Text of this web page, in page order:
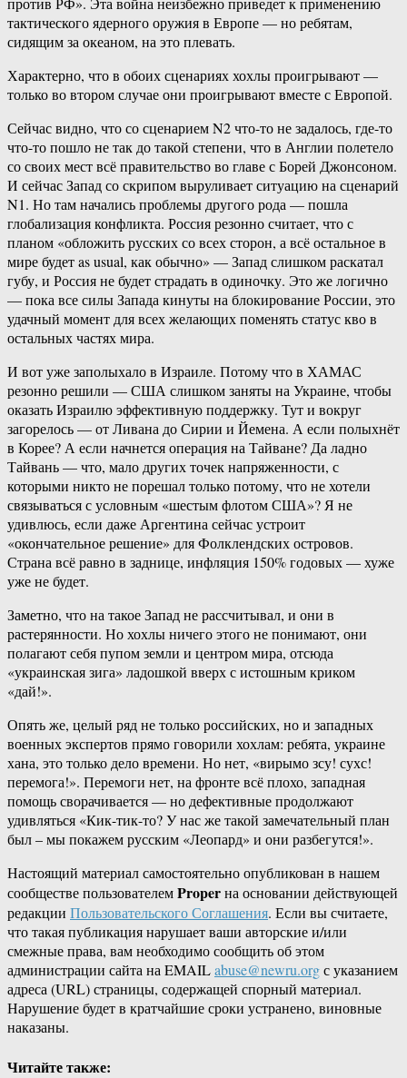
тактического ядерного оружия в Европе — но ребятам,
сидящим за океаном, на это плевать.
Характерно, что в обоих сценариях хохлы проигрывают —
только во втором случае они проигрывают вместе с Европой.
Сейчас видно, что со сценарием N2 что-то не задалось, где-то
что-то пошло не так до такой степени, что в Англии полетело
со своих мест всё правительство во главе с Борей Джонсоном.
И сейчас Запад со скрипом выруливает ситуацию на сценарий
N1. Но там начались проблемы другого рода — пошла
глобализация конфликта. Россия резонно считает, что с
планом «обложить русских со всех сторон, а всё остальное в
мире будет as usual, как обычно» — Запад слишком раскатал
губу, и Россия не будет страдать в одиночку. Это же логично
— пока все силы Запада кинуты на блокирование России, это
удачный момент для всех желающих поменять статус кво в
остальных частях мира.
И вот уже заполыхало в Израиле. Потому что в ХАМАС
резонно решили — США слишком заняты на Украине, чтобы
оказать Израилю эффективную поддержку. Тут и вокруг
загорелось — от Ливана до Сирии и Йемена. А если полыхнёт
в Корее? А если начнется операция на Тайване? Да ладно
Тайвань — что, мало других точек напряженности, с
которыми никто не порешал только потому, что не хотели
связываться с условным «шестым флотом США»? Я не
удивлюсь, если даже Аргентина сейчас устроит
«окончательное решение» для Фолклендских островов.
Страна всё равно в заднице, инфляция 150% годовых — хуже
уже не будет.
Заметно, что на такое Запад не рассчитывал, и они в
растерянности. Но хохлы ничего этого не понимают, они
полагают себя пупом земли и центром мира, отсюда
«украинская зига» ладошкой вверх с истошным криком
«дай!».
Опять же, целый ряд не только российских, но и западных
военных экспертов прямо говорили хохлам: ребята, украине
хана, это только дело времени. Но нет, «вирымо зсу! сухс!
перемога!». Перемоги нет, на фронте всё плохо, западная
помощь сворачивается — но дефективные продолжают
удивляться «Кик-тик-то? У нас же такой замечательный план
был – мы покажем русским «Леопард» и они разбегутся!».
Настоящий материал самостоятельно опубликован в нашем
сообществе пользователемProperна основании действующей
редакции Пользовательского Соглашения. Если вы считаете,
что такая публикация нарушает ваши авторские и/или
смежные права, вам необходимо сообщить об этом
администрации сайта на EMAILabuse@newru.orgс указанием
адреса (URL) страницы, содержащей спорный материал.
Нарушение будет в кратчайшие сроки устранено, виновные
наказаны.
Читайте также: